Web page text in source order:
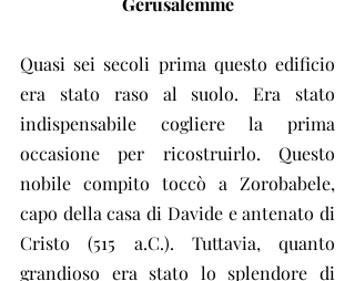
Quasi sei secoli prima questo edificio
era stato raso al suolo. Era stato
indispensabile cogliere la prima
occasione per ricostruirlo. Questo
nobile compito toccò a Zorobabele,
capo della casa di Davide e antenato di
Cristo (515 a.C.). Tuttavia, quanto
grandioso era stato lo splendore di